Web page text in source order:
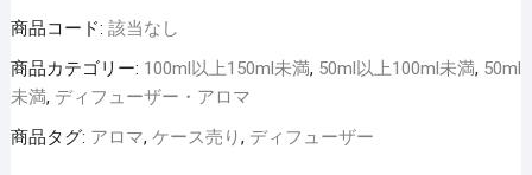
透
（ソ
ー
ダ
ラ
商品コード: 該当なし
商品カテゴリー: 100ml以上150ml未満, 50ml以上100ml未満, 50ml
未満, ディフューザー・アロマ
商品タグ: アロマ, ケース売り , ディフューザー